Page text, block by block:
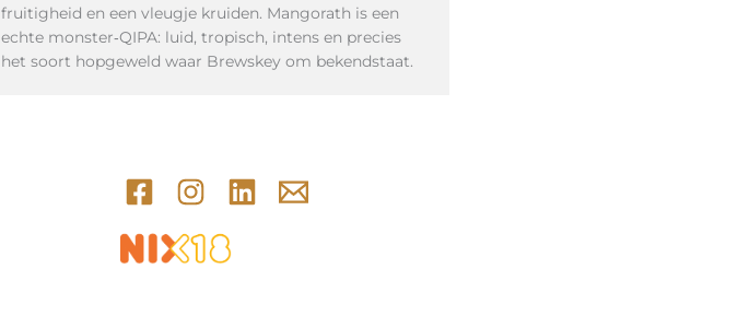
fruitigheid en een vleugje kruiden. Mangorath is een
echte monster‑QIPA: luid, tropisch, intens en precies
het soort hopgeweld waar Brewskey om bekendstaat.